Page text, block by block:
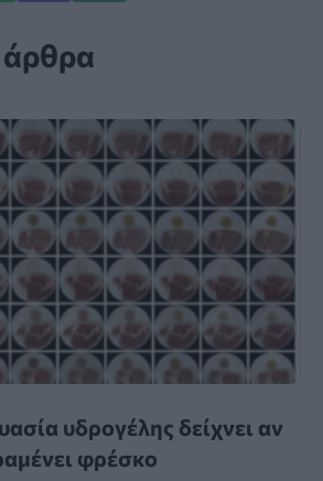
άρθρα
υδρογέλης δείχνει αν
φρέσκο